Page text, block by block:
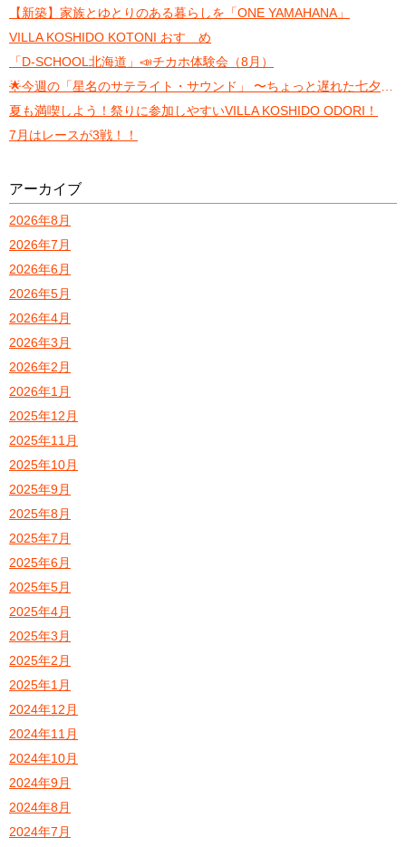
【新築】家族とゆとりのある暮らしを「ONE YAMAHANA」
VILLA KOSHIDO KOTONI おすゝめ
「D-SCHOOL北海道」📣チカホ体験会（8月）
夏も満喫しよう！祭りに参加しやすいVILLA KOSHIDO ODORI！
7月はレースが3戦！！
アーカイブ
2026年8月
2026年7月
2026年6月
2026年5月
2026年4月
2026年3月
2026年2月
2026年1月
2025年12月
2025年11月
2025年10月
2025年9月
2025年8月
2025年7月
2025年6月
2025年5月
2025年4月
2025年3月
2025年2月
2025年1月
2024年12月
2024年11月
2024年10月
2024年9月
2024年8月
2024年7月